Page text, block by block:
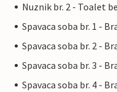
Nuznik br. 2 - Toalet
Spavaca soba br. 1 -
Spavaca soba br. 2 -
Spavaca soba br. 3 -
Spavaca soba br. 4 -